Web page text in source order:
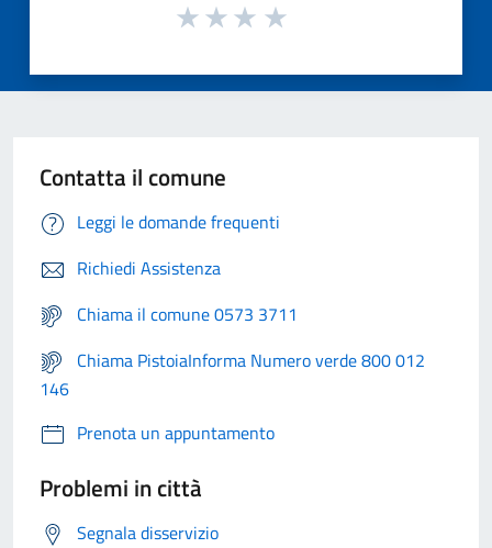
Contatta il comune
Leggi le domande frequenti
Richiedi Assistenza
Chiama il comune 0573 3711
Chiama PistoiaInforma Numero verde 800 012
146
Prenota un appuntamento
Problemi in città
Segnala disservizio